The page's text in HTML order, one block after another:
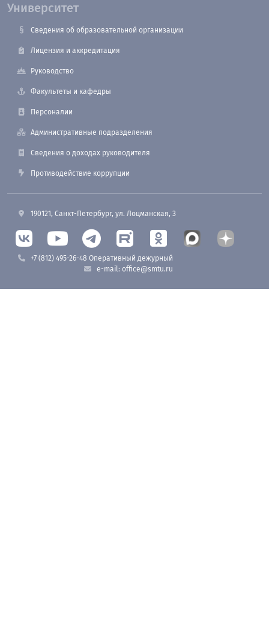
Университет
Сведения об образовательной организации
Лицензия и аккредитация
Руководство
Факультеты и кафедры
Персоналии
Административные подразделения
Сведения о доходах руководителя
Противодействие коррупции
190121, Санкт-Петербург, ул. Лоцманская, 3
+7 (812) 495-26-48 Оперативный дежурный
e-mail: office@smtu.ru